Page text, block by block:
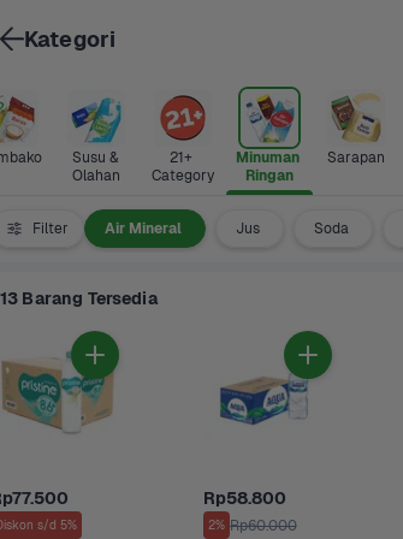
Susu &
Olahan
21+
Category
Minuman
Ringan
Sarapan
Filter Air Mineral Jus Soda
13 Barang Tersedia
s/d 5%
Rp58.800
2% Rp60.000
Kategori